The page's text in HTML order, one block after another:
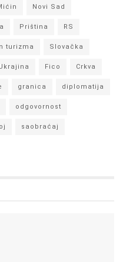
Novi Sad
Priština RS
turizma Slovačka
Fico Crkva
granica diplomatija
odgovornost
saobraćaj